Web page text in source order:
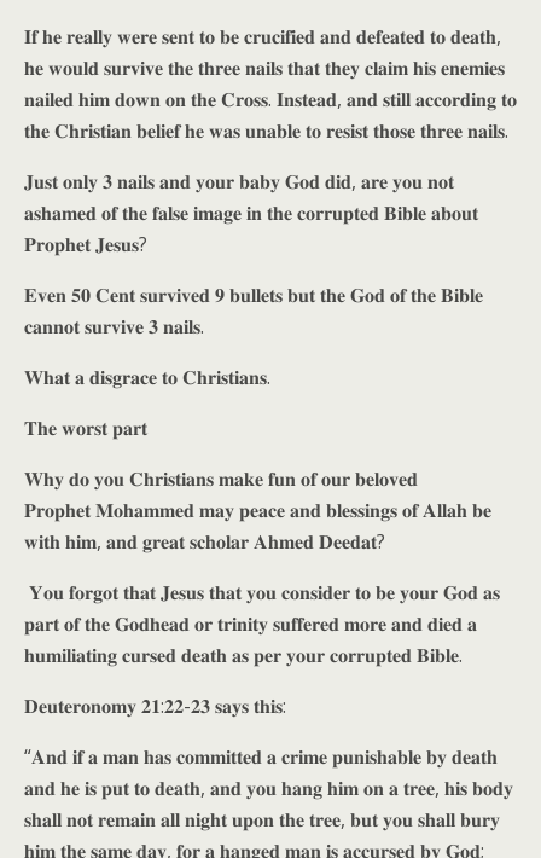
𝐈𝐟 𝐡𝐞 𝐫𝐞𝐚𝐥𝐥𝐲 𝐰𝐞𝐫𝐞 𝐬𝐞𝐧𝐭 𝐭𝐨 𝐛𝐞 𝐜𝐫𝐮𝐜𝐢𝐟𝐢𝐞𝐝 𝐚𝐧𝐝 𝐝𝐞𝐟𝐞𝐚𝐭𝐞𝐝 𝐭𝐨 𝐝𝐞𝐚𝐭𝐡,
𝐡𝐞 𝐰𝐨𝐮𝐥𝐝 𝐬𝐮𝐫𝐯𝐢𝐯𝐞 𝐭𝐡𝐞 𝐭𝐡𝐫𝐞𝐞 𝐧𝐚𝐢𝐥𝐬 𝐭𝐡𝐚𝐭 𝐭𝐡𝐞𝐲 𝐜𝐥𝐚𝐢𝐦 𝐡𝐢𝐬 𝐞𝐧𝐞𝐦𝐢𝐞𝐬
𝐧𝐚𝐢𝐥𝐞𝐝 𝐡𝐢𝐦 𝐝𝐨𝐰𝐧 𝐨𝐧 𝐭𝐡𝐞 𝐂𝐫𝐨𝐬𝐬. 𝐈𝐧𝐬𝐭𝐞𝐚𝐝, 𝐚𝐧𝐝 𝐬𝐭𝐢𝐥𝐥 𝐚𝐜𝐜𝐨𝐫𝐝𝐢𝐧𝐠 𝐭𝐨
𝐭𝐡𝐞 𝐂𝐡𝐫𝐢𝐬𝐭𝐢𝐚𝐧 𝐛𝐞𝐥𝐢𝐞𝐟 𝐡𝐞 𝐰𝐚𝐬 𝐮𝐧𝐚𝐛𝐥𝐞 𝐭𝐨 𝐫𝐞𝐬𝐢𝐬𝐭 𝐭𝐡𝐨𝐬𝐞 𝐭𝐡𝐫𝐞𝐞 𝐧𝐚𝐢𝐥𝐬.
𝐉𝐮𝐬𝐭 𝐨𝐧𝐥𝐲 𝟑 𝐧𝐚𝐢𝐥𝐬 𝐚𝐧𝐝 𝐲𝐨𝐮𝐫 𝐛𝐚𝐛𝐲 𝐆𝐨𝐝 𝐝𝐢𝐝, 𝐚𝐫𝐞 𝐲𝐨𝐮 𝐧𝐨𝐭
𝐚𝐬𝐡𝐚𝐦𝐞𝐝 𝐨𝐟 𝐭𝐡𝐞 𝐟𝐚𝐥𝐬𝐞 𝐢𝐦𝐚𝐠𝐞 𝐢𝐧 𝐭𝐡𝐞 𝐜𝐨𝐫𝐫𝐮𝐩𝐭𝐞𝐝 𝐁𝐢𝐛𝐥𝐞 𝐚𝐛𝐨𝐮𝐭
𝐏𝐫𝐨𝐩𝐡𝐞𝐭 𝐉𝐞𝐬𝐮𝐬?
𝐄𝐯𝐞𝐧 𝟓𝟎 𝐂𝐞𝐧𝐭 𝐬𝐮𝐫𝐯𝐢𝐯𝐞𝐝 𝟗 𝐛𝐮𝐥𝐥𝐞𝐭𝐬 𝐛𝐮𝐭 𝐭𝐡𝐞 𝐆𝐨𝐝 𝐨𝐟 𝐭𝐡𝐞 𝐁𝐢𝐛𝐥𝐞
𝐜𝐚𝐧𝐧𝐨𝐭 𝐬𝐮𝐫𝐯𝐢𝐯𝐞 𝟑 𝐧𝐚𝐢𝐥𝐬.
𝐖𝐡𝐚𝐭 𝐚 𝐝𝐢𝐬𝐠𝐫𝐚𝐜𝐞 𝐭𝐨 𝐂𝐡𝐫𝐢𝐬𝐭𝐢𝐚𝐧𝐬.
𝐓𝐡𝐞 𝐰𝐨𝐫𝐬𝐭 𝐩𝐚𝐫𝐭
𝐖𝐡𝐲 𝐝𝐨 𝐲𝐨𝐮 𝐂𝐡𝐫𝐢𝐬𝐭𝐢𝐚𝐧𝐬 𝐦𝐚𝐤𝐞 𝐟𝐮𝐧 𝐨𝐟 𝐨𝐮𝐫 𝐛𝐞𝐥𝐨𝐯𝐞𝐝
𝐏𝐫𝐨𝐩𝐡𝐞𝐭 𝐌𝐨𝐡𝐚𝐦𝐦𝐞𝐝 𝐦𝐚𝐲 𝐩𝐞𝐚𝐜𝐞 𝐚𝐧𝐝 𝐛𝐥𝐞𝐬𝐬𝐢𝐧𝐠𝐬 𝐨𝐟 𝐀𝐥𝐥𝐚𝐡 𝐛𝐞
𝐰𝐢𝐭𝐡 𝐡𝐢𝐦, 𝐚𝐧𝐝 𝐠𝐫𝐞𝐚𝐭 𝐬𝐜𝐡𝐨𝐥𝐚𝐫 𝐀𝐡𝐦𝐞𝐝 𝐃𝐞𝐞𝐝𝐚𝐭?
𝐘𝐨𝐮 𝐟𝐨𝐫𝐠𝐨𝐭 𝐭𝐡𝐚𝐭 𝐉𝐞𝐬𝐮𝐬 𝐭𝐡𝐚𝐭 𝐲𝐨𝐮 𝐜𝐨𝐧𝐬𝐢𝐝𝐞𝐫 𝐭𝐨 𝐛𝐞 𝐲𝐨𝐮𝐫 𝐆𝐨𝐝 𝐚𝐬
𝐩𝐚𝐫𝐭 𝐨𝐟 𝐭𝐡𝐞 𝐆𝐨𝐝𝐡𝐞𝐚𝐝 𝐨𝐫 𝐭𝐫𝐢𝐧𝐢𝐭𝐲 𝐬𝐮𝐟𝐟𝐞𝐫𝐞𝐝 𝐦𝐨𝐫𝐞 𝐚𝐧𝐝 𝐝𝐢𝐞𝐝 𝐚
𝐡𝐮𝐦𝐢𝐥𝐢𝐚𝐭𝐢𝐧𝐠 𝐜𝐮𝐫𝐬𝐞𝐝 𝐝𝐞𝐚𝐭𝐡 𝐚𝐬 𝐩𝐞𝐫 𝐲𝐨𝐮𝐫 𝐜𝐨𝐫𝐫𝐮𝐩𝐭𝐞𝐝 𝐁𝐢𝐛𝐥𝐞.
𝐃𝐞𝐮𝐭𝐞𝐫𝐨𝐧𝐨𝐦𝐲 𝟐𝟏:𝟐𝟐-𝟐𝟑 𝐬𝐚𝐲𝐬 𝐭𝐡𝐢𝐬:
“𝐀𝐧𝐝 𝐢𝐟 𝐚 𝐦𝐚𝐧 𝐡𝐚𝐬 𝐜𝐨𝐦𝐦𝐢𝐭𝐭𝐞𝐝 𝐚 𝐜𝐫𝐢𝐦𝐞 𝐩𝐮𝐧𝐢𝐬𝐡𝐚𝐛𝐥𝐞 𝐛𝐲 𝐝𝐞𝐚𝐭𝐡
𝐚𝐧𝐝 𝐡𝐞 𝐢𝐬 𝐩𝐮𝐭 𝐭𝐨 𝐝𝐞𝐚𝐭𝐡, 𝐚𝐧𝐝 𝐲𝐨𝐮 𝐡𝐚𝐧𝐠 𝐡𝐢𝐦 𝐨𝐧 𝐚 𝐭𝐫𝐞𝐞, 𝐡𝐢𝐬 𝐛𝐨𝐝𝐲
𝐬𝐡𝐚𝐥𝐥 𝐧𝐨𝐭 𝐫𝐞𝐦𝐚𝐢𝐧 𝐚𝐥𝐥 𝐧𝐢𝐠𝐡𝐭 𝐮𝐩𝐨𝐧 𝐭𝐡𝐞 𝐭𝐫𝐞𝐞, 𝐛𝐮𝐭 𝐲𝐨𝐮 𝐬𝐡𝐚𝐥𝐥 𝐛𝐮𝐫𝐲
𝐡𝐢𝐦 𝐭𝐡𝐞 𝐬𝐚𝐦𝐞 𝐝𝐚𝐲, 𝐟𝐨𝐫 𝐚 𝐡𝐚𝐧𝐠𝐞𝐝 𝐦𝐚𝐧 𝐢𝐬 𝐚𝐜𝐜𝐮𝐫𝐬𝐞𝐝 𝐛𝐲 𝐆𝐨𝐝;